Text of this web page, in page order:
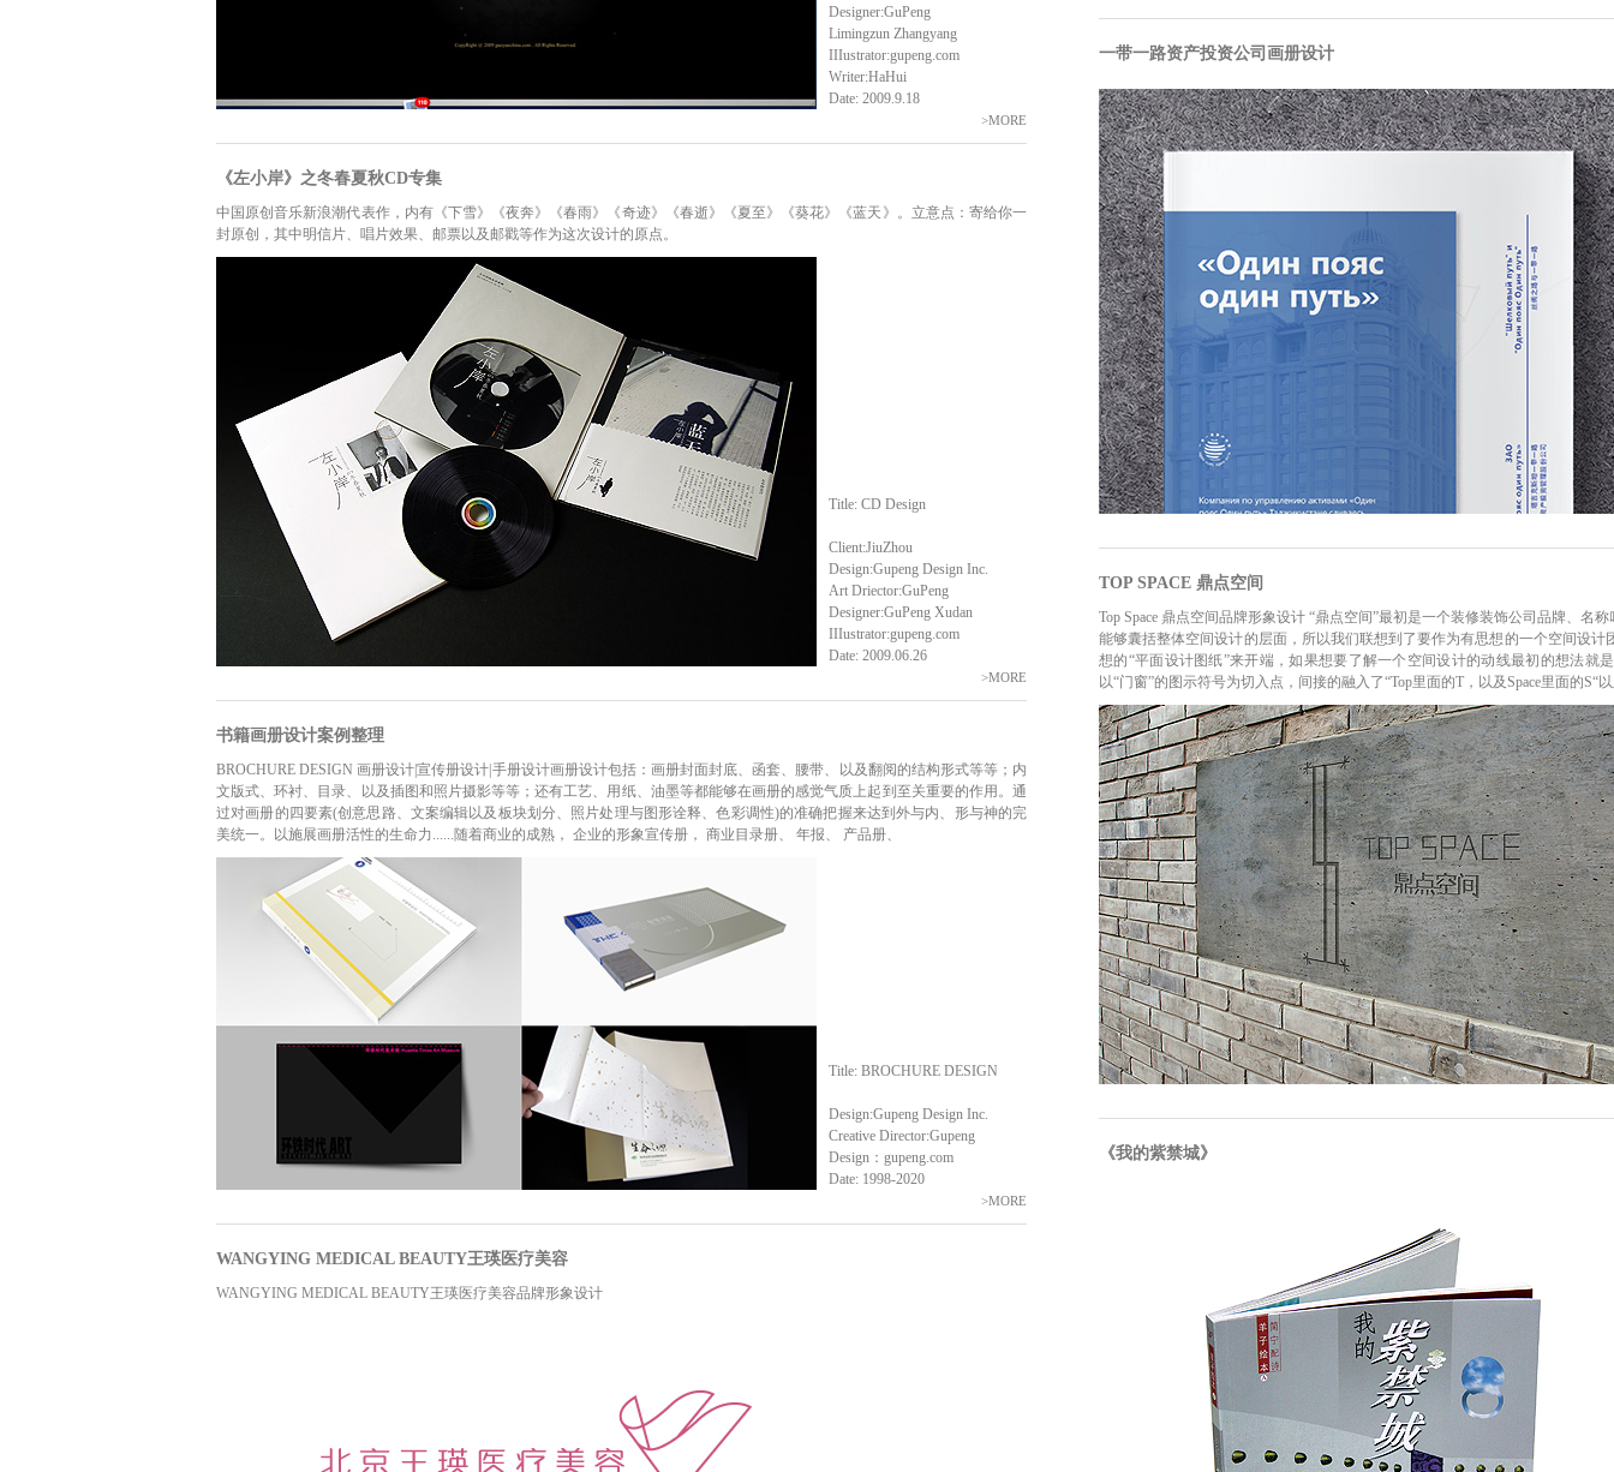
一带一路资产投资公司画册设计
TOP SPACE 鼎点空间
Top Space 鼎点空间品牌形象设计 “鼎点空间”最初是一个装修装饰公司品牌、名
能够囊括整体空间设计的层面，所以我们联想到了要作为有思想的一个空间设
想的“平面设计图纸”来开端，如果想要了解一个空间设计的动线最初的想法就
以“门窗”的图示符号为切入点，间接的融入了“Top里面的T，以及Space里面的S“
《我的紫禁城》
Designer:GuPeng
Limingzun Zhangyang
IIIustrator:gupeng.com
Writer:HaHui
Date: 2009.9.18
>MORE
《左小岸》之冬春夏秋CD专集
中国原创音乐新浪潮代表作，内有《下雪》《夜奔》《春雨》《奇迹》《春逝》《夏至》《葵花》《蓝天》。立意点：寄给你一
封原创，其中明信片、唱片效果、邮票以及邮戳等作为这次设计的原点。
Title: CD Design
Client:JiuZhou
Design:Gupeng Design Inc.
Art Driector:GuPeng
Designer:GuPeng Xudan
IIIustrator:gupeng.com
Date: 2009.06.26
>MORE
书籍画册设计案例整理
BROCHURE DESIGN 画册设计|宣传册设计|手册设计画册设计包括：画册封面封底、函套、腰带、以及翻阅的结构形式等等；内
文版式、环衬、目录、以及插图和照片摄影等等；还有工艺、用纸、油墨等都能够在画册的感觉气质上起到至关重要的作用。通
过对画册的四要素(创意思路、文案编辑以及板块划分、照片处理与图形诠释、色彩调性)的准确把握来达到外与内、形与神的完
美统一。以施展画册活性的生命力......随着商业的成熟， 企业的形象宣传册， 商业目录册、 年报、 产品册、
Title: BROCHURE DESIGN
Design:Gupeng Design Inc.
Creative Director:Gupeng
Design：gupeng.com
Date: 1998-2020
>MORE
WANGYING MEDICAL BEAUTY王瑛医疗美容
WANGYING MEDICAL BEAUTY王瑛医疗美容品牌形象设计